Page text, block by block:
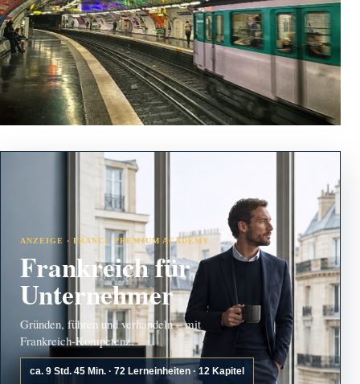
ANZEIGE · FRANCE PREMIUM ACADEMY
Frankreich für
Unternehmer
Gründen, führen und verhandeln – mit
Frankreich-Kompetenz.
ca. 9 Std. 45 Min. · 72 Lerneinheiten · 12 Kapitel